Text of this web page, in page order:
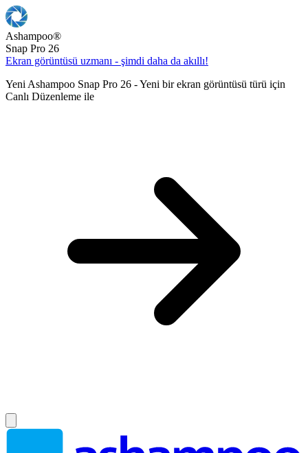
Ashampoo®
Snap Pro 26
Ekran görüntüsü uzmanı - şimdi daha da akıllı!
Yeni Ashampoo Snap Pro 26 - Yeni bir ekran görüntüsü türü için
Canlı Düzenleme ile